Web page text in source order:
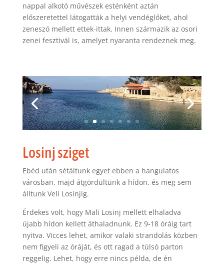
nappal alkotó művészek esténként aztán
előszeretettel látogatták a helyi vendéglőket, ahol
zeneszó mellett ettek-ittak. Innen származik az osori
zenei fesztivál is, amelyet nyaranta rendeznek meg.
Losinj sziget
Ebéd után sétáltunk egyet ebben a hangulatos
városban, majd átgördültünk a hídon, és meg sem
álltunk Veli Losinjig.
Érdekes volt, hogy Mali Losinj mellett elhaladva
újabb hídon kellett áthaladnunk. Ez 9-18 óráig tart
nyitva. Vicces lehet, amikor valaki strandolás közben
nem figyeli az óráját, és ott ragad a túlsó parton
reggelig. Lehet, hogy erre nincs példa, de én